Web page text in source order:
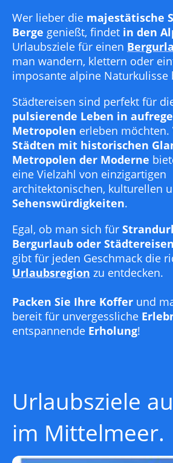
Wer lieber die majestätische
Berge genießt, findet in den
Urlaubsziele für einen
man wandern, klettern oder
imposante alpine Naturkulisse
Städtereisen sind perfekt für
pulsierende Leben in
Metropolen erleben möchten.
Städten mit historischen
Metropolen der Moderne
eine Vielzahl von einzigartigen
architektonischen, kulturellen
Sehenswürdigkeiten.
Egal, ob man sich für
Bergurlaub oder Städtereisen
gibt für jeden Geschmack die
Urlaubsregion zu entdecken.
Packen Sie Ihre Koffer und
bereit für unvergessliche
entspannende Erholung!
Urlaubsziele
im Mittelmeer.